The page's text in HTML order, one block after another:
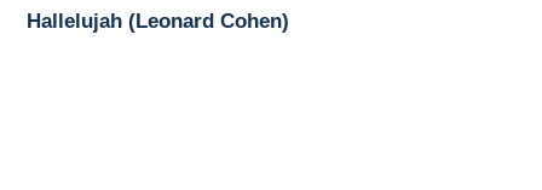
Hallelujah (Leonard Cohen)